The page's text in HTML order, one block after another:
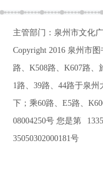
主管部门：泉州市文化
Copyright 2016 泉州市图
路、K508路、K607路
1路、39路、44路于泉
下；乘60路、E5路、
08004250号 您是第
35050302000181号